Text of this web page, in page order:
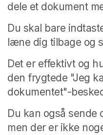
dele et dokument
Du skal bare
læne dig tilbage og
Det er effektivt og
den frygtede "Jeg
dokumentet"-
Du kan også sende
men der er ikke